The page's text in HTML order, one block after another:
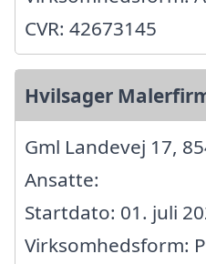
CVR: 42673145
Hvilsager
Gml Landevej 17,
Ansatte:
Startdato: 01. juli
Virksomhedsform: